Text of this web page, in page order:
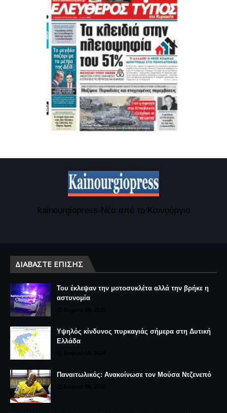
kainourgiopress-Νέα από το Καινούργιο
ΔΙΑΒΆΣΤΕ ΕΠΊΣΗΣ
Του έκλεψαν την μοτοσυκλέτα αλλά την βρήκε η
αστυνομία
Υψηλός κίνδυνος πυρκαγιάς σήμερα στη Δυτική
Ελλάδα
Παναιτωλικός: Ανακοίνωσε τον Μούσα Ντζενεπό